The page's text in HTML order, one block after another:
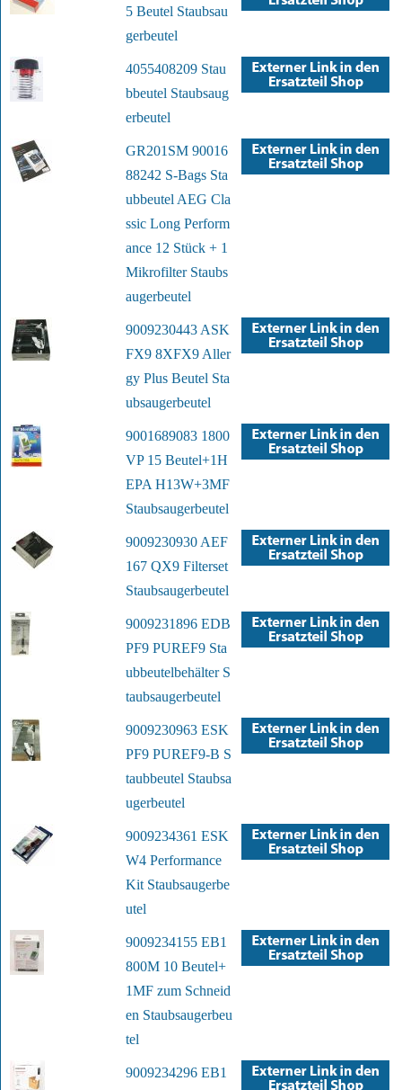
5 Beutel Staubsau
gerbeutel
4055408209 Stau
bbeutel Staubsaug
erbeutel
GR201SM 90016
88242 S-Bags Sta
ubbeutel AEG Cla
ssic Long Perform
ance 12 Stück + 1
Mikrofilter Staubs
augerbeutel
9009230443 ASK
FX9 8XFX9 Aller
gy Plus Beutel Sta
ubsaugerbeutel
9001689083 1800
VP 15 Beutel+1H
EPA H13W+3MF
Staubsaugerbeutel
9009230930 AEF
167 QX9 Filterset
Staubsaugerbeutel
9009231896 EDB
PF9 PUREF9 Sta
ubbeutelbehälter S
taubsaugerbeutel
9009230963 ESK
PF9 PUREF9-B S
taubbeutel Staubsa
ugerbeutel
9009234361 ESK
W4 Performance
Kit Staubsaugerbe
utel
9009234155 EB1
800M 10 Beutel+
1MF zum Schneid
en Staubsaugerbeu
tel
9009234296 EB1